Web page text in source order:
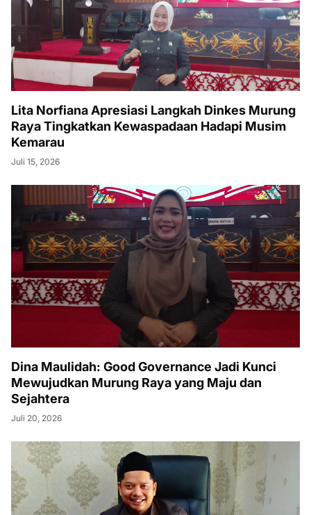
Lita Norfiana Apresiasi Langkah Dinkes Murung
Raya Tingkatkan Kewaspadaan Hadapi Musim
Kemarau
Juli 15, 2026
Dina Maulidah: Good Governance Jadi Kunci
Mewujudkan Murung Raya yang Maju dan
Sejahtera
Juli 20, 2026